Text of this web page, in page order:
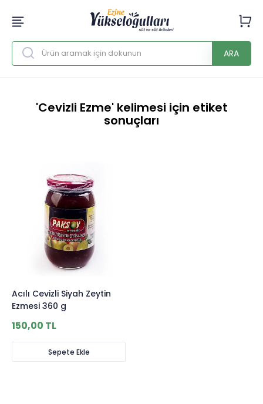
ARA
'Cevizli Ezme' kelimesi için etiket
sonuçları
Acılı Cevizli Siyah Zeytin
Ezmesi 360 g
150,00 TL
Sepete Ekle